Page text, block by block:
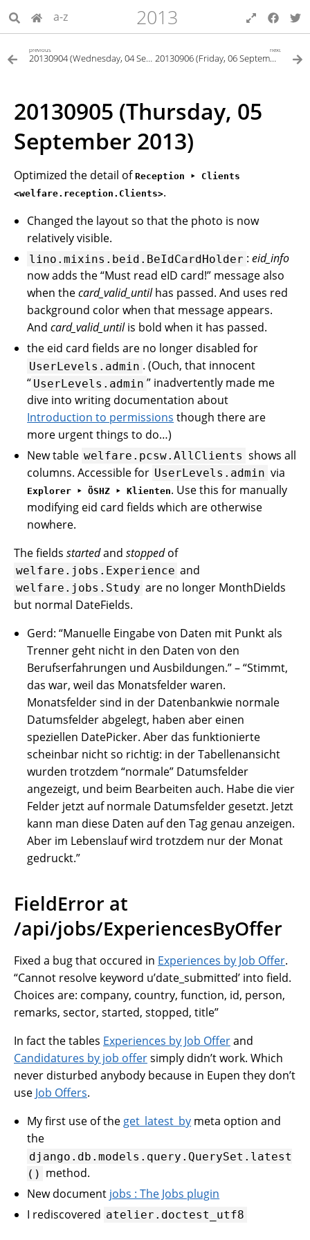
a-z 2013
previous
20130904 (Wednesday, 04 September 2013)
next
20130906 (Friday, 06 September 2013)
20130905 (Thursday, 05
September 2013)
Optimized the detail of Reception ‣ Clients
<welfare.reception.Clients>.
Changed the layout so that the photo is now
relatively visible.
lino.mixins.beid.BeIdCardHolder : eid_info
now adds the “Must read eID card!” message also
when thecard_valid_untilhas passed. And uses red
background color when that message appears.
Andcard_valid_untilis bold when it has passed.
the eid card fields are no longer disabled for
UserLevels.admin . (Ouch, that innocent
“ UserLevels.admin ” inadvertently made me
dive into writing documentation about
Introduction to permissions though there are
more urgent things to do…)
New table welfare.pcsw.AllClients shows all
columns. Accessible for UserLevels.admin via
Explorer ‣ ÖSHZ ‣ Klienten. Use this for manually
modifying eid card fields which are otherwise
nowhere.
The fields startedand stoppedof
welfare.jobs.Experience and
welfare.jobs.Study are no longer MonthDields
but normal DateFields.
Gerd: “Manuelle Eingabe von Daten mit Punkt als
Trenner geht nicht in den Daten von den
Berufserfahrungen und Ausbildungen.” – “Stimmt,
das war, weil das Monatsfelder waren.
Monatsfelder sind in der Datenbankwie normale
Datumsfelder abgelegt, haben aber einen
speziellen DatePicker. Aber das funktionierte
scheinbar nicht so richtig: in der Tabellenansicht
wurden trotzdem “normale” Datumsfelder
angezeigt, und beim Bearbeiten auch. Habe die vier
Felder jetzt auf normale Datumsfelder gesetzt. Jetzt
kann man diese Daten auf den Tag genau anzeigen.
Aber im Lebenslauf wird trotzdem nur der Monat
gedruckt.”
FieldError at
/api/jobs/ExperiencesByOffer
Fixed a bug that occured in Experiences by Job Offer.
“Cannot resolve keyword u’date_submitted’ into field.
Choices are: company, country, function, id, person,
remarks, sector, started, stopped, title”
In fact the tables Experiences by Job Offerand
Candidatures by job offersimply didn’t work. Which
never disturbed anybody because in Eupen they don’t
use Job Offers.
My first use of the get_latest_by meta option and
the
django.db.models.query.QuerySet.latest
() method.
New document jobs : The Jobs plugin
I rediscovered atelier.doctest_utf8